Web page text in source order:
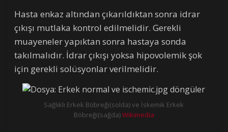
Hasta enkaz altından çıkarıldıktan sonra idrar
çıkışı mutlaka kontrol edilmelidir. Gerekli
muayeneler yapıktan sonra hastaya sonda
takılmalıdır. İdrar çıkışı yoksa hipovolemik şok
için gerekli solüsyonlar verilmelidir.
Sağlıklı Erkek Böbreği(solda) ve İskemik Erkek
Böbreği(sağda)Wikimedia